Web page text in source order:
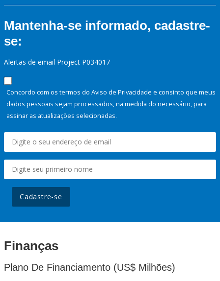
Mantenha-se informado, cadastre-
se:
Alertas de email Project P034017
Concordo com os termos do Aviso de Privacidade e consinto que meus
dados pessoais sejam processados, na medida do necessário, para
assinar as atualizações selecionadas.
Cadastre-se
Finanças
Plano De Financiamento (US$ Milhões)